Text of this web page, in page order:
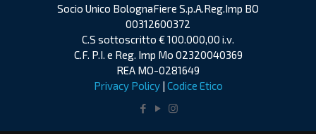
Socio Unico BolognaFiere S.p.A.Reg.Imp BO
00312600372
C.S sottoscritto € 100.000,00 i.v.
C.F. P.I. e Reg. Imp Mo 02320040369
REA MO-0281649
Privacy Policy| Codice Etico